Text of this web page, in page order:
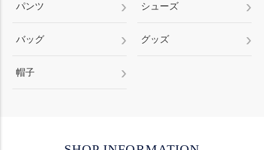
パンツ シューズ
バッグ グッズ
帽子